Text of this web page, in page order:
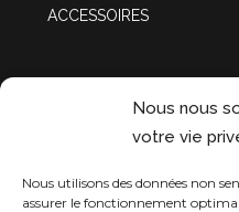
Nous nous
votre vie
Nous utilisons des données non
assurer le fonctionnement
ACCESSOIRES
Projets